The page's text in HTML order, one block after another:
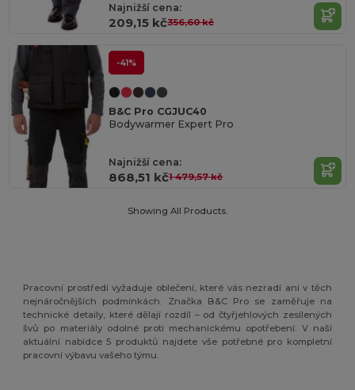
Najnižší cena:
209,15 kč356,60 kč
-41%
B&C Pro CGJUC40
Bodywarmer Expert Pro
Najnižší cena:
868,51 kč1 479,57 kč
Showing All Products.
Pracovní prostředí vyžaduje oblečení, které vás nezradí ani v těch
nejnáročnějších podmínkách. Značka B&C Pro se zaměřuje na
technické detaily, které dělají rozdíl – od čtyřjehlových zesílených
švů po materiály odolné proti mechanickému opotřebení. V naší
aktuální nabídce 5 produktů najdete vše potřebné pro kompletní
pracovní výbavu vašeho týmu.